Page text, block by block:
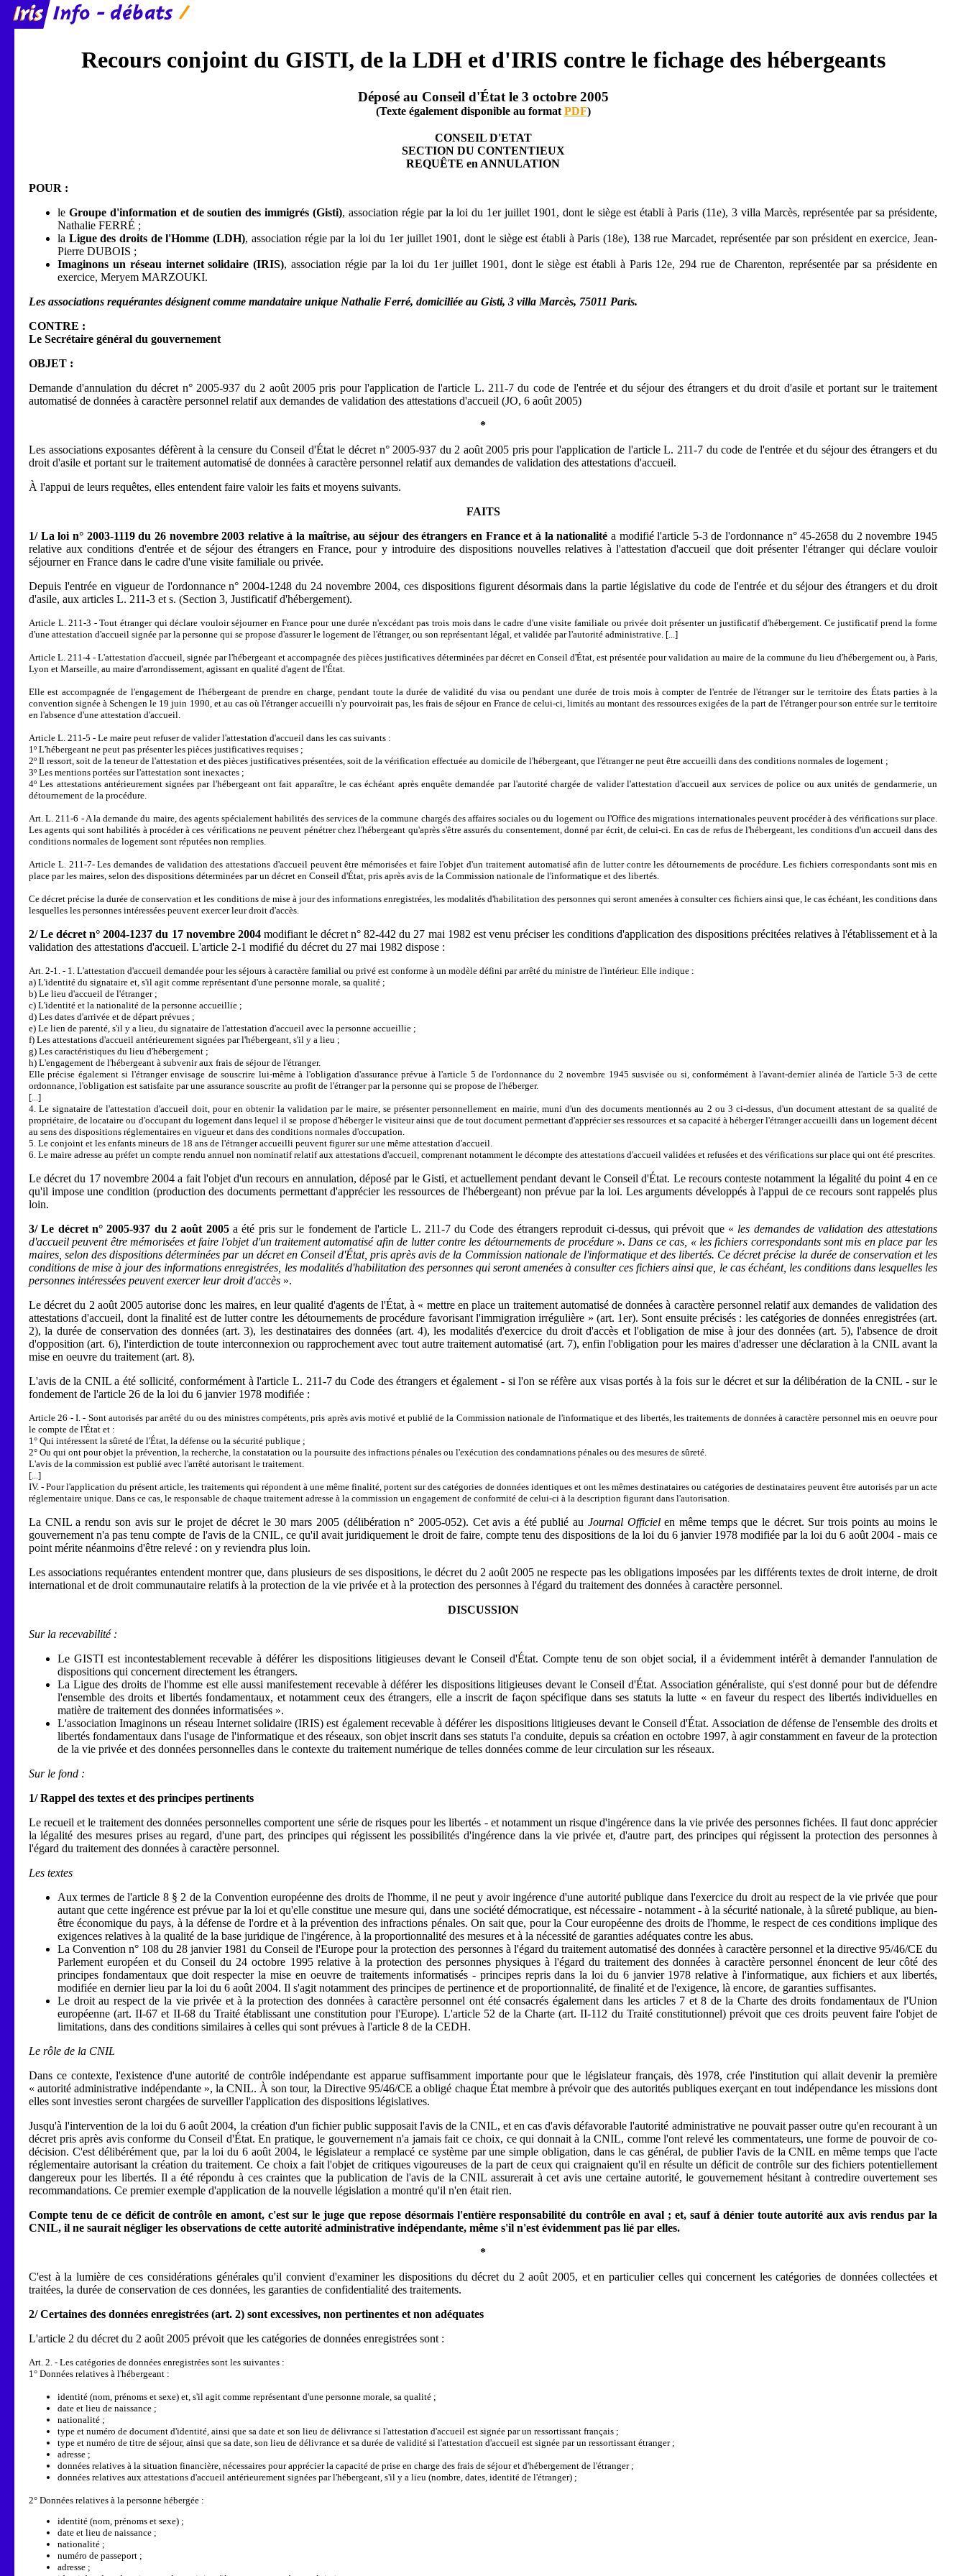
Recours conjoint du GISTI, de la LDH et d'IRIS contre le fichage des hébergeants
Déposé au Conseil d'État le 3 octobre 2005
(Texte également disponible au format PDF)
CONSEIL D'ETAT
SECTION DU CONTENTIEUX
REQUÊTE en ANNULATION
POUR :
le Groupe d'information et de soutien des immigrés (Gisti), association régie par la loi du 1er juillet 1901, dont le siège est établi à Paris (11e), 3 villa Marcès, représentée par sa présidente,
Nathalie FERRÉ ;
la Ligue des droits de l'Homme (LDH), association régie par la loi du 1er juillet 1901, dont le siège est établi à Paris (18e), 138 rue Marcadet, représentée par son président en exercice, Jean-
Pierre DUBOIS ;
Imaginons un réseau internet solidaire (IRIS), association régie par la loi du 1er juillet 1901, dont le siège est établi à Paris 12e, 294 rue de Charenton, représentée par sa présidente en
exercice, Meryem MARZOUKI.
Les associations requérantes désignent comme mandataire unique Nathalie Ferré, domiciliée au Gisti, 3 villa Marcès, 75011 Paris.
CONTRE :
Le Secrétaire général du gouvernement
OBJET :
Demande d'annulation du décret n° 2005-937 du 2 août 2005 pris pour l'application de l'article L. 211-7 du code de l'entrée et du séjour des étrangers et du droit d'asile et portant sur le traitement
automatisé de données à caractère personnel relatif aux demandes de validation des attestations d'accueil (JO, 6 août 2005)
*
Les associations exposantes défèrent à la censure du Conseil d'État le décret n° 2005-937 du 2 août 2005 pris pour l'application de l'article L. 211-7 du code de l'entrée et du séjour des étrangers et du
droit d'asile et portant sur le traitement automatisé de données à caractère personnel relatif aux demandes de validation des attestations d'accueil.
À l'appui de leurs requêtes, elles entendent faire valoir les faits et moyens suivants.
FAITS
1/ La loi n° 2003-1119 du 26 novembre 2003 relative à la maîtrise, au séjour des étrangers en France et à la nationalité a modifié l'article 5-3 de l'ordonnance n° 45-2658 du 2 novembre 1945
relative aux conditions d'entrée et de séjour des étrangers en France, pour y introduire des dispositions nouvelles relatives à l'attestation d'accueil que doit présenter l'étranger qui déclare vouloir
séjourner en France dans le cadre d'une visite familiale ou privée.
Depuis l'entrée en vigueur de l'ordonnance n° 2004-1248 du 24 novembre 2004, ces dispositions figurent désormais dans la partie législative du code de l'entrée et du séjour des étrangers et du droit
d'asile, aux articles L. 211-3 et s. (Section 3, Justificatif d'hébergement).
Article L. 211-3 - Tout étranger qui déclare vouloir séjourner en France pour une durée n'excédant pas trois mois dans le cadre d'une visite familiale ou privée doit présenter un justificatif d'hébergement. Ce justificatif prend la forme
d'une attestation d'accueil signée par la personne qui se propose d'assurer le logement de l'étranger, ou son représentant légal, et validée par l'autorité administrative. [...]
Article L. 211-4 - L'attestation d'accueil, signée par l'hébergeant et accompagnée des pièces justificatives déterminées par décret en Conseil d'État, est présentée pour validation au maire de la commune du lieu d'hébergement ou, à Paris,
Lyon et Marseille, au maire d'arrondissement, agissant en qualité d'agent de l'État.
Elle est accompagnée de l'engagement de l'hébergeant de prendre en charge, pendant toute la durée de validité du visa ou pendant une durée de trois mois à compter de l'entrée de l'étranger sur le territoire des États parties à la
convention signée à Schengen le 19 juin 1990, et au cas où l'étranger accueilli n'y pourvoirait pas, les frais de séjour en France de celui-ci, limités au montant des ressources exigées de la part de l'étranger pour son entrée sur le territoire
en l'absence d'une attestation d'accueil.
Article L. 211-5 - Le maire peut refuser de valider l'attestation d'accueil dans les cas suivants :
1º L'hébergeant ne peut pas présenter les pièces justificatives requises ;
2º Il ressort, soit de la teneur de l'attestation et des pièces justificatives présentées, soit de la vérification effectuée au domicile de l'hébergeant, que l'étranger ne peut être accueilli dans des conditions normales de logement ;
3º Les mentions portées sur l'attestation sont inexactes ;
4º Les attestations antérieurement signées par l'hébergeant ont fait apparaître, le cas échéant après enquête demandée par l'autorité chargée de valider l'attestation d'accueil aux services de police ou aux unités de gendarmerie, un
détournement de la procédure.
Art. L. 211-6 - A la demande du maire, des agents spécialement habilités des services de la commune chargés des affaires sociales ou du logement ou l'Office des migrations internationales peuvent procéder à des vérifications sur place.
Les agents qui sont habilités à procéder à ces vérifications ne peuvent pénétrer chez l'hébergeant qu'après s'être assurés du consentement, donné par écrit, de celui-ci. En cas de refus de l'hébergeant, les conditions d'un accueil dans des
conditions normales de logement sont réputées non remplies.
Article L. 211-7- Les demandes de validation des attestations d'accueil peuvent être mémorisées et faire l'objet d'un traitement automatisé afin de lutter contre les détournements de procédure. Les fichiers correspondants sont mis en
place par les maires, selon des dispositions déterminées par un décret en Conseil d'État, pris après avis de la Commission nationale de l'informatique et des libertés.
Ce décret précise la durée de conservation et les conditions de mise à jour des informations enregistrées, les modalités d'habilitation des personnes qui seront amenées à consulter ces fichiers ainsi que, le cas échéant, les conditions dans
lesquelles les personnes intéressées peuvent exercer leur droit d'accès.
2/ Le décret n° 2004-1237 du 17 novembre 2004modifiant le décret n° 82-442 du 27 mai 1982 est venu préciser les conditions d'application des dispositions précitées relatives à l'établissement et à la
validation des attestations d'accueil. L'article 2-1 modifié du décret du 27 mai 1982 dispose :
Art. 2-1. - 1. L'attestation d'accueil demandée pour les séjours à caractère familial ou privé est conforme à un modèle défini par arrêté du ministre de l'intérieur. Elle indique :
a) L'identité du signataire et, s'il agit comme représentant d'une personne morale, sa qualité ;
b) Le lieu d'accueil de l'étranger ;
c) L'identité et la nationalité de la personne accueillie ;
d) Les dates d'arrivée et de départ prévues ;
e) Le lien de parenté, s'il y a lieu, du signataire de l'attestation d'accueil avec la personne accueillie ;
f) Les attestations d'accueil antérieurement signées par l'hébergeant, s'il y a lieu ;
g) Les caractéristiques du lieu d'hébergement ;
h) L'engagement de l'hébergeant à subvenir aux frais de séjour de l'étranger.
Elle précise également si l'étranger envisage de souscrire lui-même à l'obligation d'assurance prévue à l'article 5 de l'ordonnance du 2 novembre 1945 susvisée ou si, conformément à l'avant-dernier alinéa de l'article 5-3 de cette
ordonnance, l'obligation est satisfaite par une assurance souscrite au profit de l'étranger par la personne qui se propose de l'héberger.
[...]
4. Le signataire de l'attestation d'accueil doit, pour en obtenir la validation par le maire, se présenter personnellement en mairie, muni d'un des documents mentionnés au 2 ou 3 ci-dessus, d'un document attestant de sa qualité de
propriétaire, de locataire ou d'occupant du logement dans lequel il se propose d'héberger le visiteur ainsi que de tout document permettant d'apprécier ses ressources et sa capacité à héberger l'étranger accueilli dans un logement décent
au sens des dispositions réglementaires en vigueur et dans des conditions normales d'occupation.
5. Le conjoint et les enfants mineurs de 18 ans de l'étranger accueilli peuvent figurer sur une même attestation d'accueil.
6. Le maire adresse au préfet un compte rendu annuel non nominatif relatif aux attestations d'accueil, comprenant notamment le décompte des attestations d'accueil validées et refusées et des vérifications sur place qui ont été prescrites.
Le décret du 17 novembre 2004 a fait l'objet d'un recours en annulation, déposé par le Gisti, et actuellement pendant devant le Conseil d'État. Le recours conteste notamment la légalité du point 4 en ce
qu'il impose une condition (production des documents permettant d'apprécier les ressources de l'hébergeant) non prévue par la loi. Les arguments développés à l'appui de ce recours sont rappelés plus
loin.
3/ Le décret n° 2005-937 du 2 août 2005a été pris sur le fondement de l'article L. 211-7 du Code des étrangers reproduit ci-dessus, qui prévoit que « les demandes de validation des attestations
d'accueil peuvent être mémorisées et faire l'objet d'un traitement automatisé afin de lutter contre les détournements de procédure ». Dans ce cas, « les fichiers correspondants sont mis en place par les
maires, selon des dispositions déterminées par un décret en Conseil d'État, pris après avis de la Commission nationale de l'informatique et des libertés. Ce décret précise la durée de conservation et les
conditions de mise à jour des informations enregistrées, les modalités d'habilitation des personnes qui seront amenées à consulter ces fichiers ainsi que, le cas échéant, les conditions dans lesquelles les
personnes intéressées peuvent exercer leur droit d'accès ».
Le décret du 2 août 2005 autorise donc les maires, en leur qualité d'agents de l'État, à « mettre en place un traitement automatisé de données à caractère personnel relatif aux demandes de validation des
attestations d'accueil, dont la finalité est de lutter contre les détournements de procédure favorisant l'immigration irrégulière » (art. 1er). Sont ensuite précisés : les catégories de données enregistrées (art.
2), la durée de conservation des données (art. 3), les destinataires des données (art. 4), les modalités d'exercice du droit d'accès et l'obligation de mise à jour des données (art. 5), l'absence de droit
d'opposition (art. 6), l'interdiction de toute interconnexion ou rapprochement avec tout autre traitement automatisé (art. 7), enfin l'obligation pour les maires d'adresser une déclaration à la CNIL avant la
mise en oeuvre du traitement (art. 8).
L'avis de la CNIL a été sollicité, conformément à l'article L. 211-7 du Code des étrangers et également - si l'on se réfère aux visas portés à la fois sur le décret et sur la délibération de la CNIL - sur le
fondement de l'article 26 de la loi du 6 janvier 1978 modifiée :
Article 26 - I. - Sont autorisés par arrêté du ou des ministres compétents, pris après avis motivé et publié de la Commission nationale de l'informatique et des libertés, les traitements de données à caractère personnel mis en oeuvre pour
le compte de l'État et :
1° Qui intéressent la sûreté de l'État, la défense ou la sécurité publique ;
2° Ou qui ont pour objet la prévention, la recherche, la constatation ou la poursuite des infractions pénales ou l'exécution des condamnations pénales ou des mesures de sûreté.
L'avis de la commission est publié avec l'arrêté autorisant le traitement.
[...]
IV. - Pour l'application du présent article, les traitements qui répondent à une même finalité, portent sur des catégories de données identiques et ont les mêmes destinataires ou catégories de destinataires peuvent être autorisés par un acte
réglementaire unique. Dans ce cas, le responsable de chaque traitement adresse à la commission un engagement de conformité de celui-ci à la description figurant dans l'autorisation.
La CNIL a rendu son avis sur le projet de décret le 30 mars 2005 (délibération n° 2005-052). Cet avis a été publié au Journal Officielen même temps que le décret. Sur trois points au moins le
gouvernement n'a pas tenu compte de l'avis de la CNIL, ce qu'il avait juridiquement le droit de faire, compte tenu des dispositions de la loi du 6 janvier 1978 modifiée par la loi du 6 août 2004 - mais ce
point mérite néanmoins d'être relevé : on y reviendra plus loin.
Les associations requérantes entendent montrer que, dans plusieurs de ses dispositions, le décret du 2 août 2005 ne respecte pas les obligations imposées par les différents textes de droit interne, de droit
international et de droit communautaire relatifs à la protection de la vie privée et à la protection des personnes à l'égard du traitement des données à caractère personnel.
DISCUSSION
Sur la recevabilité :
Le GISTI est incontestablement recevable à déférer les dispositions litigieuses devant le Conseil d'État. Compte tenu de son objet social, il a évidemment intérêt à demander l'annulation de
dispositions qui concernent directement les étrangers.
La Ligue des droits de l'homme est elle aussi manifestement recevable à déférer les dispositions litigieuses devant le Conseil d'État. Association généraliste, qui s'est donné pour but de défendre
l'ensemble des droits et libertés fondamentaux, et notamment ceux des étrangers, elle a inscrit de façon spécifique dans ses statuts la lutte « en faveur du respect des libertés individuelles en
matière de traitement des données informatisées ».
L'association Imaginons un réseau Internet solidaire (IRIS) est également recevable à déférer les dispositions litigieuses devant le Conseil d'État. Association de défense de l'ensemble des droits et
libertés fondamentaux dans l'usage de l'informatique et des réseaux, son objet inscrit dans ses statuts l'a conduite, depuis sa création en octobre 1997, à agir constamment en faveur de la protection
de la vie privée et des données personnelles dans le contexte du traitement numérique de telles données comme de leur circulation sur les réseaux.
Sur le fond :
1/ Rappel des textes et des principes pertinents
Le recueil et le traitement des données personnelles comportent une série de risques pour les libertés - et notamment un risque d'ingérence dans la vie privée des personnes fichées. Il faut donc apprécier
la légalité des mesures prises au regard, d'une part, des principes qui régissent les possibilités d'ingérence dans la vie privée et, d'autre part, des principes qui régissent la protection des personnes à
l'égard du traitement des données à caractère personnel.
Les textes
Aux termes de l'article 8 § 2 de la Convention européenne des droits de l'homme, il ne peut y avoir ingérence d'une autorité publique dans l'exercice du droit au respect de la vie privée que pour
autant que cette ingérence est prévue par la loi et qu'elle constitue une mesure qui, dans une société démocratique, est nécessaire - notamment - à la sécurité nationale, à la sûreté publique, au bien-
être économique du pays, à la défense de l'ordre et à la prévention des infractions pénales. On sait que, pour la Cour européenne des droits de l'homme, le respect de ces conditions implique des
exigences relatives à la qualité de la base juridique de l'ingérence, à la proportionnalité des mesures et à la nécessité de garanties adéquates contre les abus.
La Convention n° 108 du 28 janvier 1981 du Conseil de l'Europe pour la protection des personnes à l'égard du traitement automatisé des données à caractère personnel et la directive 95/46/CE du
Parlement européen et du Conseil du 24 octobre 1995 relative à la protection des personnes physiques à l'égard du traitement des données à caractère personnel énoncent de leur côté des
principes fondamentaux que doit respecter la mise en oeuvre de traitements informatisés - principes repris dans la loi du 6 janvier 1978 relative à l'informatique, aux fichiers et aux libertés,
modifiée en dernier lieu par la loi du 6 août 2004. Il s'agit notamment des principes de pertinence et de proportionnalité, de finalité et de l'exigence, là encore, de garanties suffisantes.
Le droit au respect de la vie privée et à la protection des données à caractère personnel ont été consacrés également dans les articles 7 et 8 de la Charte des droits fondamentaux de l'Union
européenne (art. II-67 et II-68 du Traité établissant une constitution pour l'Europe). L'article 52 de la Charte (art. II-112 du Traité constitutionnel) prévoit que ces droits peuvent faire l'objet de
limitations, dans des conditions similaires à celles qui sont prévues à l'article 8 de la CEDH.
Le rôle de la CNIL
Dans ce contexte, l'existence d'une autorité de contrôle indépendante est apparue suffisamment importante pour que le législateur français, dès 1978, crée l'institution qui allait devenir la première
« autorité administrative indépendante », la CNIL. À son tour, la Directive 95/46/CE a obligé chaque État membre à prévoir que des autorités publiques exerçant en tout indépendance les missions dont
elles sont investies seront chargées de surveiller l'application des dispositions législatives.
Jusqu'à l'intervention de la loi du 6 août 2004, la création d'un fichier public supposait l'avis de la CNIL, et en cas d'avis défavorable l'autorité administrative ne pouvait passer outre qu'en recourant à un
décret pris après avis conforme du Conseil d'État. En pratique, le gouvernement n'a jamais fait ce choix, ce qui donnait à la CNIL, comme l'ont relevé les commentateurs, une forme de pouvoir de co-
décision. C'est délibérément que, par la loi du 6 août 2004, le législateur a remplacé ce système par une simple obligation, dans le cas général, de publier l'avis de la CNIL en même temps que l'acte
réglementaire autorisant la création du traitement. Ce choix a fait l'objet de critiques vigoureuses de la part de ceux qui craignaient qu'il en résulte un déficit de contrôle sur des fichiers potentiellement
dangereux pour les libertés. Il a été répondu à ces craintes que la publication de l'avis de la CNIL assurerait à cet avis une certaine autorité, le gouvernement hésitant à contredire ouvertement ses
recommandations. Ce premier exemple d'application de la nouvelle législation a montré qu'il n'en était rien.
Compte tenu de ce déficit de contrôle en amont, c'est sur le juge que repose désormais l'entière responsabilité du contrôle en aval ; et, sauf à dénier toute autorité aux avis rendus par la
CNIL, il ne saurait négliger les observations de cette autorité administrative indépendante, même s'il n'est évidemment pas lié par elles.
*
C'est à la lumière de ces considérations générales qu'il convient d'examiner les dispositions du décret du 2 août 2005, et en particulier celles qui concernent les catégories de données collectées et
traitées, la durée de conservation de ces données, les garanties de confidentialité des traitements.
2/ Certaines des données enregistrées (art. 2) sont excessives, non pertinentes et non adéquates
L'article 2 du décret du 2 août 2005 prévoit que les catégories de données enregistrées sont :
Art. 2. - Les catégories de données enregistrées sont les suivantes :
1° Données relatives à l'hébergeant :
identité (nom, prénoms et sexe) et, s'il agit comme représentant d'une personne morale, sa qualité ;
date et lieu de naissance ;
nationalité ;
type et numéro de document d'identité, ainsi que sa date et son lieu de délivrance si l'attestation d'accueil est signée par un ressortissant français ;
type et numéro de titre de séjour, ainsi que sa date, son lieu de délivrance et sa durée de validité si l'attestation d'accueil est signée par un ressortissant étranger ;
adresse ;
données relatives à la situation financière, nécessaires pour apprécier la capacité de prise en charge des frais de séjour et d'hébergement de l'étranger ;
données relatives aux attestations d'accueil antérieurement signées par l'hébergeant, s'il y a lieu (nombre, dates, identité de l'étranger) ;
2° Données relatives à la personne hébergée :
identité (nom, prénoms et sexe) ;
date et lieu de naissance ;
nationalité ;
numéro de passeport ;
adresse ;